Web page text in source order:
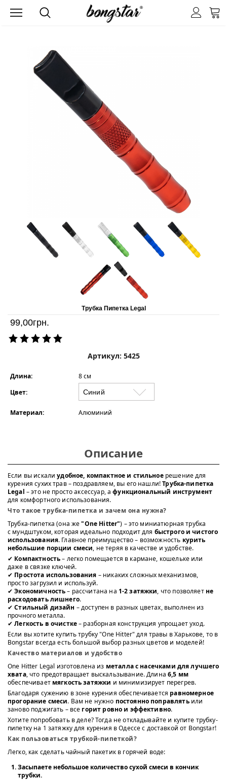
Трубка Пипетка Legal
99,00грн.
Артикул: 5425
Длина:
8 см
Цвет:
Материал: Алюминий
Описание
Если вы искалиудобное, компактное и стильноерешение для
курения сухих трав – поздравляем, вы его нашли!Трубка-пипетка
Legal – это не просто аксессуар, афункциональный инструмент
для комфортного использования.
Что такое трубка-пипетка и зачем она нужна?
Трубка-пипетка (она же"One Hitter") – это миниатюрная трубка
с мундштуком, которая идеально подходит для быстрого и чистого
использования. Главное преимущество – возможность курить
небольшие порции смеси, не теряя в качестве и удобстве.
✔ Компактность– легко помещается в кармане, кошельке или
даже в связке ключей.
✔ Простота использования – никаких сложных механизмов,
просто загрузил и используй.
✔Экономичность– рассчитана на 1-2 затяжки, что позволяет не
расходовать лишнего.
✔Стильный дизайн – доступен в разных цветах, выполнен из
прочного металла.
✔Легкость в очистке– разборная конструкция упрощает уход.
Если вы хотите купить трубку "One Hitter" для травы в Харькове, то в
Bongstar всегда есть большой выбор разных цветов и моделей!
Качество материалов и удобство
One Hitter Legal изготовлена из металла с насечками для лучшего
хвата, что предотвращает выскальзывание. Длина6,5 мм
обеспечивает мягкость затяжки и минимизирует перегрев.
Благодаря сужению в зоне курения обеспечивается равномерное
прогорание смеси. Вам не нужно постоянно поправлятьили
заново поджигать – все горит ровно и эффективно.
Хотите попробовать в деле? Тогда не откладывайте и купите трубку-
пипетку на 1 затяжку для курения в Одессе с доставкой от Bongstar!
Как пользоваться трубкой-пипеткой?
Легко, как сделать чайный пакетик в горячей воде:
Засыпаете небольшое количество сухой смеси в кончик
трубки.